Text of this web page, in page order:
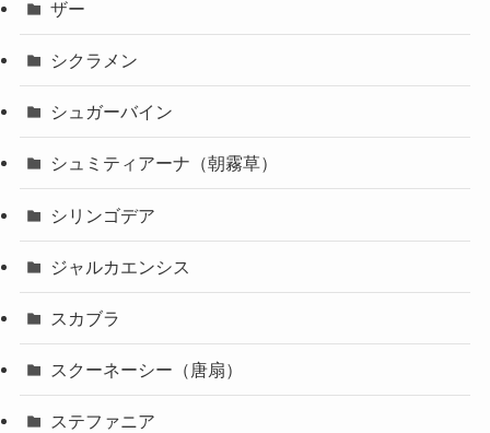
ザー
シクラメン
シュガーバイン
シュミティアーナ（朝霧草）
シリンゴデア
ジャルカエンシス
スカブラ
スクーネーシー（唐扇）
ステファニア